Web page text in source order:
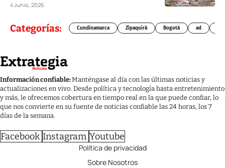
4 Junio, 2026
Categorías: Cundinamarca Zipaquirá Bogotá ad
Información confiable:Manténgase al día con las últimas noticias y
actualizaciones en vivo. Desde política y tecnología hasta entretenimiento
y más, le ofrecemos cobertura en tiempo real en la que puede confiar, lo
que nos convierte en su fuente de noticias confiable las 24 horas, los 7
días de la semana.
Facebook Instagram Youtube
Política de privacidad
Sobre Nosotros